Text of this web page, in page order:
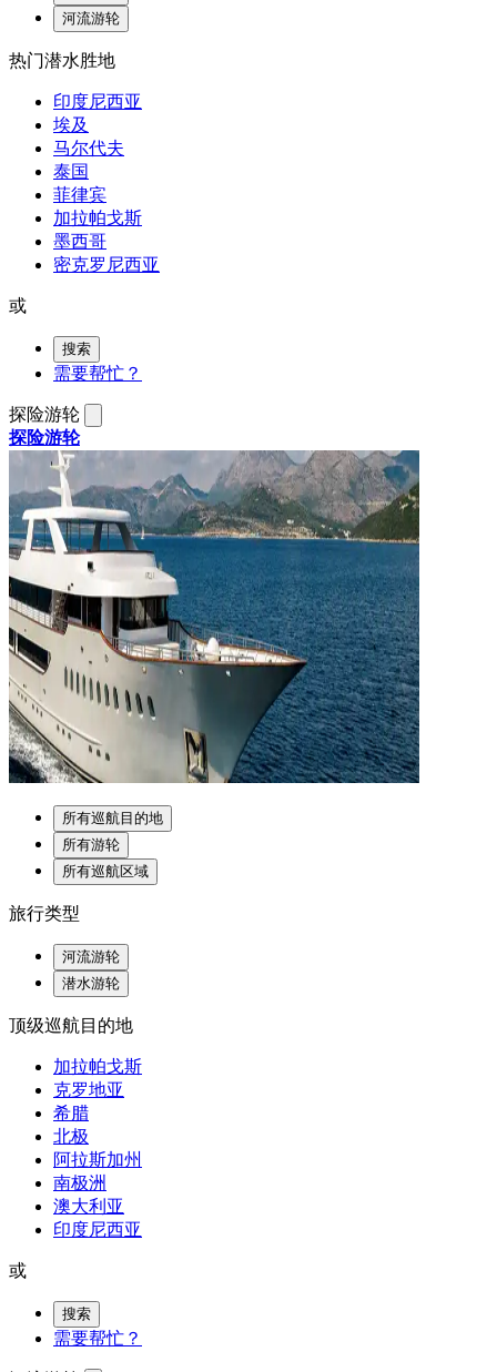
河流游轮
热门潜水胜地
印度尼西亚
埃及
马尔代夫
泰国
菲律宾
加拉帕戈斯
墨西哥
密克罗尼西亚
或
搜索
需要帮忙？
探险游轮
探险游轮
所有巡航目的地
所有游轮
所有巡航区域
旅行类型
河流游轮
潜水游轮
顶级巡航目的地
加拉帕戈斯
克罗地亚
希腊
北极
阿拉斯加州
南极洲
澳大利亚
印度尼西亚
或
搜索
需要帮忙？